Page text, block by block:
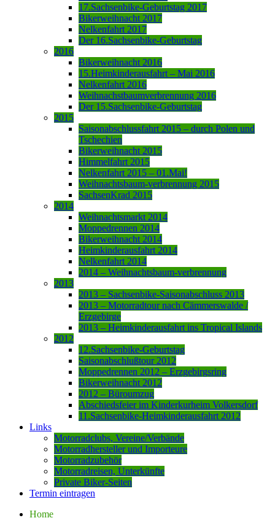
17.Sachsenbike-Geburtstag 2017
Bikerweihnacht 2017
Nelkenfahrt 2017
Der 16.Sachsenbike-Geburtstag
2016
Bikerweihnacht 2016
15.Heimkinderausfahrt – Mai 2016
Nelkenfahrt 2016
Weihnachstbaumverbrennung 2016
Der 15.Sachsenbike-Geburtstag
2015
Saisonabschlussfahrt 2015 – durch Polen und
Tschechien
Bikerweihnacht 2015
Himmelfahrt 2015
Nelkenfahrt 2015 – 01.Mai!
Weihnachtsbaum-verbrennung 2015
SachsenKrad 2015
2014
Weihnachtsmarkt 2014
Moppedrennen 2014
Bikerweihnacht 2014
Heimkinderausfahrt 2014
Nelkenfahrt 2014
2014 – Weihnachtsbaum-verbrennung
2013
2013 – Sachsenbike-Saisonabschluss 2013
2013 – Motorradtour nach Cämmerswalde /
Erzgebirge
2013 – Heimkinderausfahrt ins Tropical Islands
2012
12.Sachsenbike-Geburtstag
Saisonabschlußtour 2012
Moppedrennen 2012 – Erzgebirgsring
Bikerweihnacht 2012
2012 – Büroumzug
Abschiedsfeier im Kinderkurheim Volkersdorf
11.Sachsenbike-Heimkinderausfahrt 2012
Links
Motorradclubs, Vereine/Verbände
Motorradhersteller und Importeure
Motorradzubehör
Motorradreisen, Unterkünfte
Private Biker-Seiten
Termin eintragen
Home